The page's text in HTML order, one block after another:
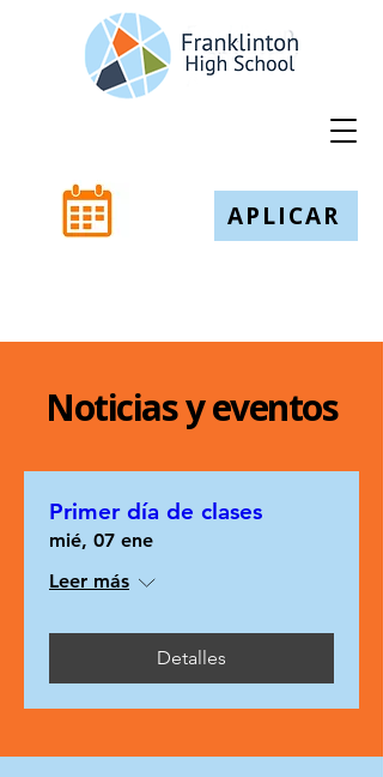
APLICAR
Noticias y eventos
Primer día de clases
mié, 07 ene
Leer más
Detalles